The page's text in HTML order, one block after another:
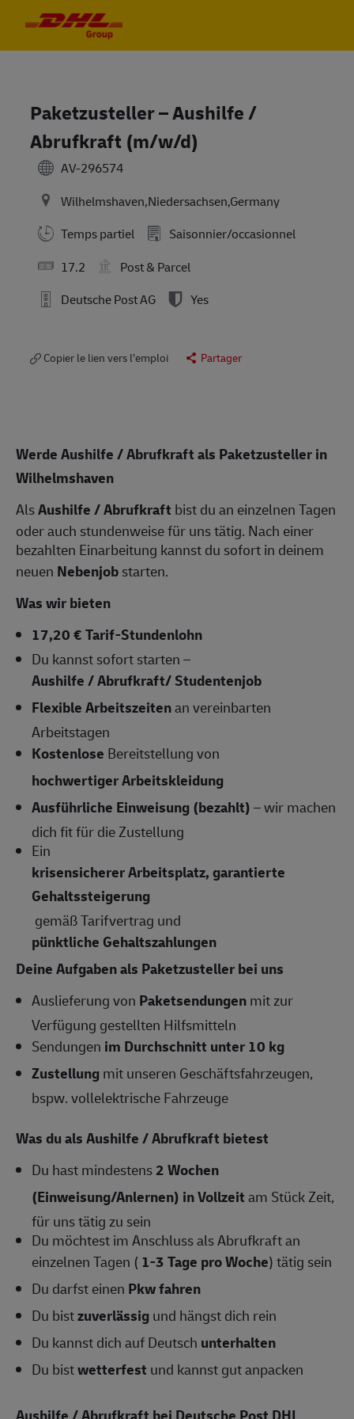
Paketzusteller – Aushilfe /
Abrufkraft (m/w/d)
AV-296574
Wilhelmshaven,Niedersachsen,Germany
Temps partiel
Saisonnier/occasionnel
17.2
Post & Parcel
Deutsche Post AG
Yes
Copier le lien vers l’emploi Partager
Werde Aushilfe / Abrufkraft als Paketzusteller in
Wilhelmshaven
AlsAushilfe / Abrufkraft bist du an einzelnen Tagen
oder auch stundenweise für uns tätig. Nach einer
bezahlten Einarbeitung kannst du sofort in deinem
neuen Nebenjobstarten.
Was wir bieten
17,20 € Tarif-Stundenlohn
Du kannst sofort starten –
Aushilfe / Abrufkraft/ Studentenjob
Flexible Arbeitszeitenan vereinbarten
Arbeitstagen
Kostenlose Bereitstellung von
hochwertiger Arbeitskleidung
Ausführliche Einweisung (bezahlt)– wir machen
dich fit für die Zustellung
Ein
krisensicherer Arbeitsplatz, garantierte
Gehaltssteigerung
gemäß Tarifvertrag und
pünktliche Gehaltszahlungen
Deine Aufgaben als Paketzusteller bei uns
Auslieferung von Paketsendungenmit zur
Verfügung gestellten Hilfsmitteln
Sendungen im Durchschnitt unter 10 kg
Zustellungmit unseren Geschäftsfahrzeugen,
bspw. vollelektrische Fahrzeuge
Was du als Aushilfe / Abrufkraft bietest
Du hast mindestens2 Wochen
(Einweisung/Anlernen) in Vollzeitam Stück Zeit,
für uns tätig zu sein
Du möchtest im Anschluss als Abrufkraft an
einzelnen Tagen ( 1-3 Tage pro Woche) tätig sein
Du darfst einen Pkw fahren
Du bistzuverlässigund hängst dich rein
Du kannst dich auf Deutsch unterhalten
Du bistwetterfest und kannst gut anpacken